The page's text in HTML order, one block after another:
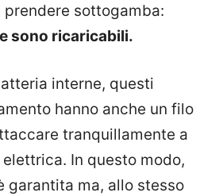
sottogamba:
sono ricaricabili.
interne, questi
hanno anche un filo
tranquillamente a
In questo modo,
garantita ma, allo stesso